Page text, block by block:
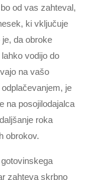
od vas zahteval,
ki vključuje
da obroke
vodijo do
na vašo
je
na posojilodajalca
roka
obrokov.
zahteva skrbno